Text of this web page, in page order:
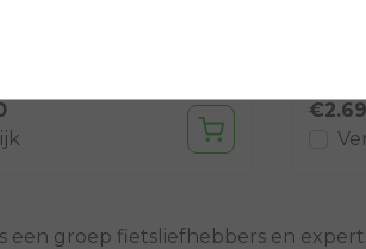
is een groep fietsliefhebbers en